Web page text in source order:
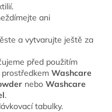
ani
a vytvarujte ještě za
před použitím
Washcare
nebo Washcare
.
tabulky.